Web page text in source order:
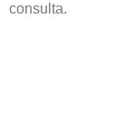
consulta.